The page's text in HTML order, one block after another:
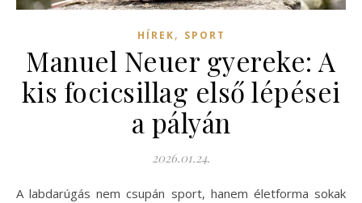
HÍREK, SPORT
Manuel Neuer gyereke: A
kis focicsillag első lépései
a pályán
2026.01.24.
A labdarúgás nem csupán sport, hanem életforma sokak